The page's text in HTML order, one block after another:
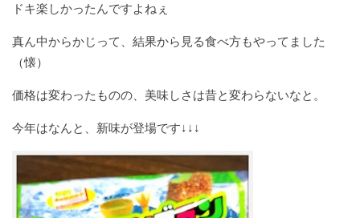
ドキ楽しかったんですよねぇ
真ん中からかじって、結果から見る食べ方もやってました
（懐）
価格は変わったものの、美味しさは昔と変わらないなと。
今年はなんと、新味が登場です↓↓↓